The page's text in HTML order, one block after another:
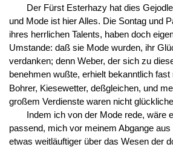
Der Fürst Esterhazy hat dies
und Mode ist hier Alles. Die Sontag und
ihres herrlichen Talents, haben doch
Umstande: daß sie Mode wurden, ihr
verdanken; denn Weber, der sich zu
benehmen wußte, erhielt bekanntlich fast
Bohrer, Kiesewetter, deßgleichen, und
großem Verdienste waren nicht
Indem ich von der Mode rede, wäre
passend, mich vor meinem Abgange aus
etwas weitläuftiger über das Wesen der